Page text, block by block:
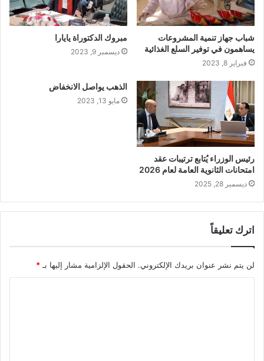
شباب جهاز تنمية المشروعات
يساهمون في توفير السلع الغذائية
فبراير 8, 2023
مبروك الدكتوراة يايارا
ديسمبر 9, 2023
رئيس الوزراء يُتابع ترتيبات عقد
امتحانات الثانوية العامة لعام 2026
ديسمبر 28, 2025
الذهب يواصل الانخفاض
مايو 13, 2023
اترك تعليقاً
لن يتم نشر عنوان بريدك الإلكتروني. الحقول الإلزامية مشار إليها بـ*